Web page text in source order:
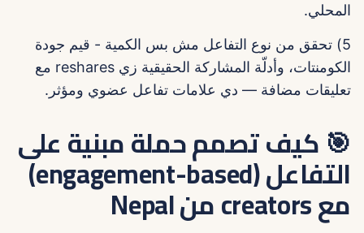
المحلي.
5) تحقق من نوع التفاعل مش بس الكمية - قيم جودة
الكومنتات، وأدلّة المشاركة الحقيقية زي reshares مع
تعليقات مضافة — دي علامات تفاعل عضوي ومؤثر.
🎯 كيف تصمم حملة مبنية على
التفاعل (engagement-based)
مع creators من Nepal